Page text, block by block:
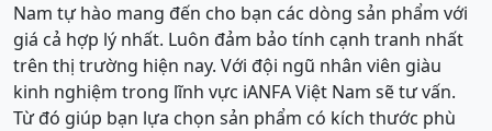
Nam tự hào mang đến cho bạn các dòng sản phẩm với
giá cả hợp lý nhất. Luôn đảm bảo tính cạnh tranh nhất
trên thị trường hiện nay. Với đội ngũ nhân viên giàu
kinh nghiệm trong lĩnh vực iANFA Việt Nam sẽ tư vấn.
Từ đó giúp bạn lựa chọn sản phẩm có kích thước phù